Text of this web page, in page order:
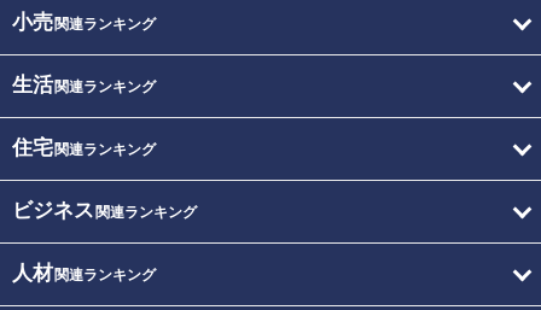
小売関連ランキング
生活関連ランキング
住宅関連ランキング
ビジネス 関連ランキング
人材関連ランキング